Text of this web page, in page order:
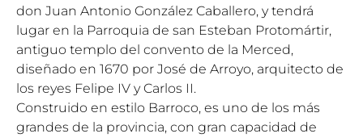
don Juan Antonio González Caballero, y tendrá
lugar en la Parroquia de san Esteban Protomártir,
antiguo templo del convento de la Merced,
diseñado en 1670 por José de Arroyo, arquitecto de
los reyes Felipe IV y Carlos II.
Construido en estilo Barroco, es uno de los más
grandes de la provincia, con gran capacidad de